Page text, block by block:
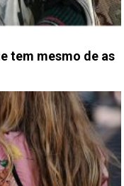
tem mesmo de as